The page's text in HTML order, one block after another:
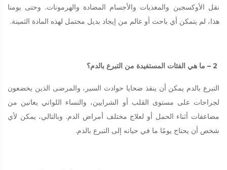
نقل الأوكسجين والمغذيات والأجسام المضادة والهرمونات. وحتى يومنا
هذا، لم يتمكن أي باحث أو عالم من إيجاد بديل محتمل لهذه المادة الثمينة.
التبرع بالدم يمكن أن ينقذ ضحايا حوادث السير، والمرضى الذين يخضعون
لجراحات على مستوى القلب أو الشرايين، والنساء اللواتي يعانين من
مضاعفات أثناء الحمل أو لعلاج مختلف أمراض الدم. وبالتالي، يمكن لأي
شخص أن يحتاج يومًا ما في حياته إلى التبرع بالدم.